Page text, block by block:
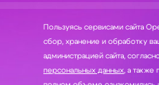
Пользуясь сервисами сайта
сбор, хранение и обработку ваших персональных данных
администрацией сайта,
персональных данных , а также